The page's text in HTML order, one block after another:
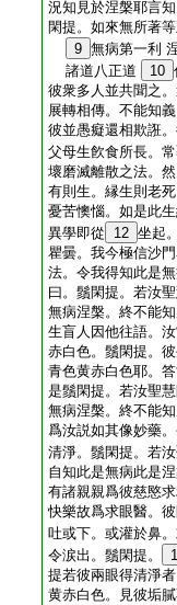
況知見於涅槃耶言
閑提。如來無所著
9 無病第一利
諸道八正道
10
彼衆多人並共聞之
展轉相傳。不能知
彼並愚癡還相欺誑
父母生飮食所長。
壞磨滅離散之法。
有則生。縁生則老
憂苦懊惱。如是此
異學即從
12 坐起
瞿曇。我今極信沙
法。令我得知此是
曰。鬚閑提。若汝
無病涅槃。終不能
生盲人因他往語。
赤白色。鬚閑提。
青色黄赤白色耶。
是鬚閑提。若汝聖
無病涅槃。終不能
爲汝説如其像妙藥
清淨。鬚閑提。若
自知此是無病此是
有諸親親爲彼慈愍
快樂故爲求眼醫。
吐或下。或灌於鼻
令涙出。鬚閑提。
提若彼兩眼得清淨
黄赤白色。見彼垢